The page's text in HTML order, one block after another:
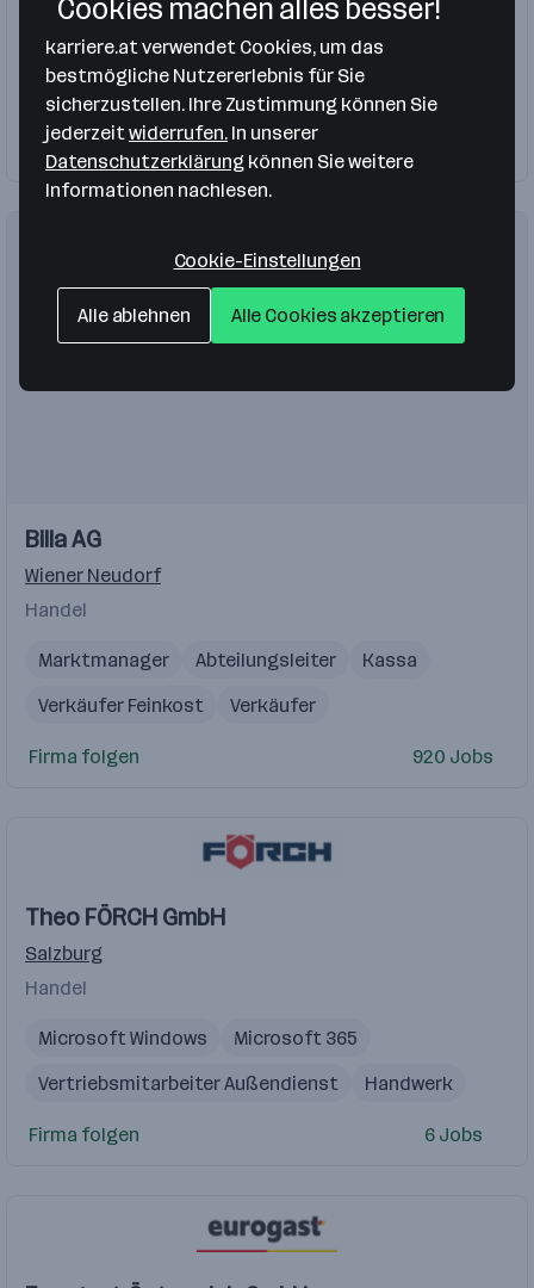
Lehrling Lehrling Büro
Lehrlinge
Einrichtungsberater
August
Firma folgen
Videos
Einblicke
Einblicke
Billa AG
Wiener Neudorf
Handel
Marktmanager Abteilungsleiter
Kassa
Verkäufer Feinkost
Verkäufer
Firma folgen 920 Jobs
Theo FÖRCH GmbH
Salzburg
Handel
Microsoft Windows
Microsoft 365
Vertriebsmitarbeiter Außendienst
Handwerk
Sachbearbeiter
KFZ
Firma folgen 6 Jobs
Cookies machen alles besser!
karriere.at verwendet Cookies, um das
bestmögliche Nutzererlebnis für Sie
sicherzustellen. Ihre Zustimmung können Sie
jederzeitwiderrufen. In unserer
Datenschutzerklärung können Sie weitere
Informationen nachlesen.
Cookie-Einstellungen
Alle ablehnen Alle Cookies akzeptieren